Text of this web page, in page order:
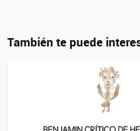
También te puede